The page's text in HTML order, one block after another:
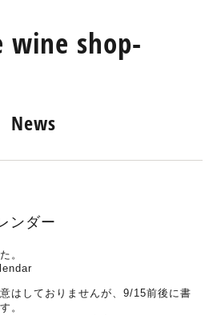
wine shop-
News
ンダー
。
はしておりませんが、9/15前後に書
。